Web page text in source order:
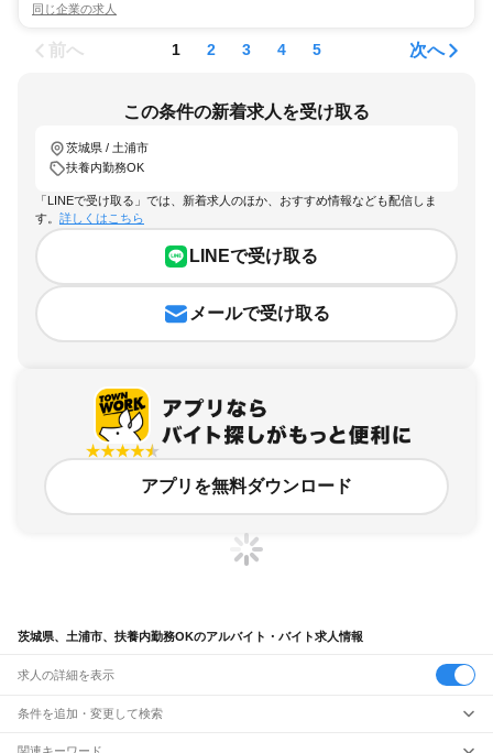
同じ企業の求人
前へ 1 2 3 4 5 次へ
この条件の新着求人を受け取る
茨城県 / 土浦市
扶養内勤務OK
「LINEで受け取る」では、新着求人のほか、おすすめ情報なども配信しま
す。 詳しくはこちら
LINEで受け取る
メールで受け取る
アプリを無料ダウンロード
茨城県、土浦市、扶養内勤務OKのアルバイト・バイト求人情報
求人の詳細を表示
条件を追加・変更して検索